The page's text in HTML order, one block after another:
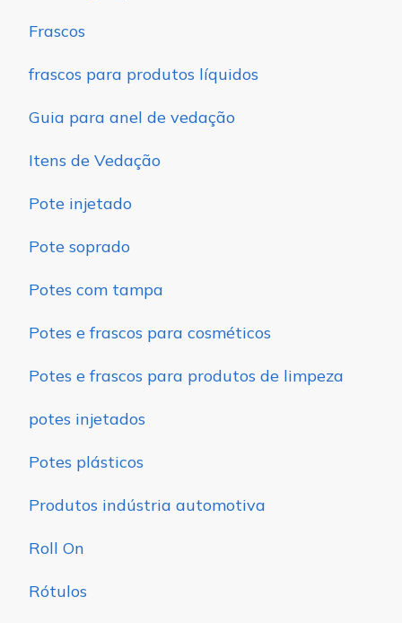
Frascos
frascos para produtos líquidos
Guia para anel de vedação
Itens de Vedação
Pote injetado
Pote soprado
Potes com tampa
Potes e frascos para cosméticos
Potes e frascos para produtos de limpeza
potes injetados
Potes plásticos
Produtos indústria automotiva
Roll On
Rótulos